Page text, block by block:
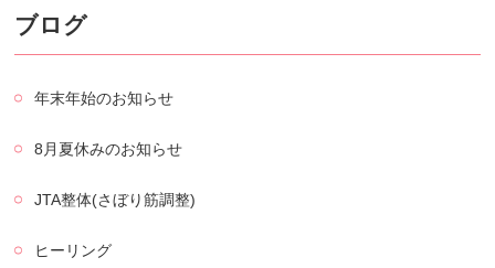
ブログ
年末年始のお知らせ
8月夏休みのお知らせ
JTA整体(さぼり筋調整)
ヒーリング